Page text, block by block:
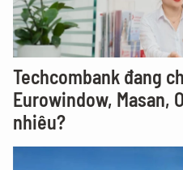
Techcombank đang
Eurowindow, Masan,
nhiêu?